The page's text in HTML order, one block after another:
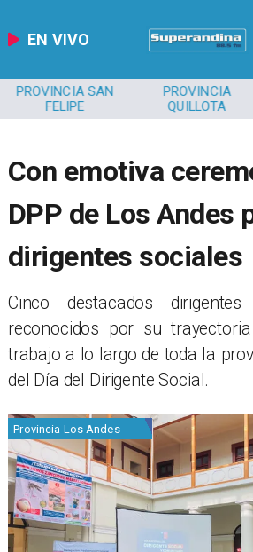
EN VIVO
PROVINCIA SAN
FELIPE
PROVINCIA
QUILLOTA
Con emotiva
DPP de Los Andes
dirigentes sociales
Cinco destacados
reconocidos por su
trabajo a lo largo de toda la
del Día del Dirigente Social.
Provincia Los Andes